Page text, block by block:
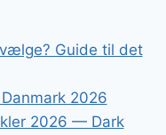
Guide til det
2026
2026 — Dark